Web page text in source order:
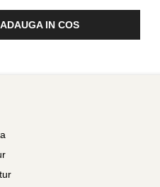
ADAUGA IN COS